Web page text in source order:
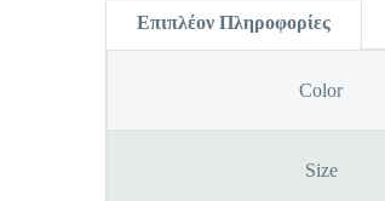
Επιπλέον Πληροφορίες
Color
Size